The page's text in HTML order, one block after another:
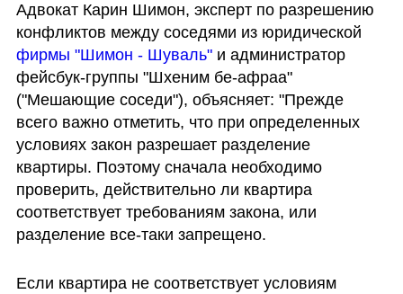
Адвокат Карин Шимон, эксперт по разрешению
фирмы "Шимон - Шуваль" и администратор
фейсбук-группы "Шхеним бе-афраа"
("Мешающие соседи"), объясняет: "Прежде
всего важно отметить, что при определенных
условиях закон разрешает разделение
квартиры. Поэтому сначала необходимо
проверить, действительно ли квартира
соответствует требованиям закона, или
разделение все-таки запрещено.
Если квартира не соответствует условиям